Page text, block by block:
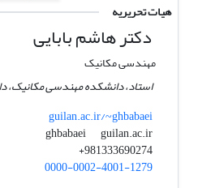
هیات تحریریه
دکتر هاشم بابایی
مهندسی مکانیک
استاد، دانشکده مهندسی مکانیک،
guilan.ac.ir/~ghbabaei
ghbabaei
guilan.ac.ir
981333690274+
0000-0002-4001-1279